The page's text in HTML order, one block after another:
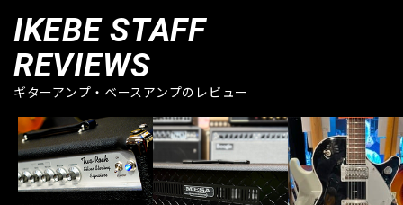
IKEBE STAFF
REVIEWS
ギターアンプ・ベースアンプのレビュー